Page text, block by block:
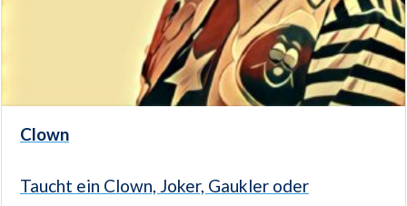
Clown
Taucht ein Clown, Joker, Gaukler oder